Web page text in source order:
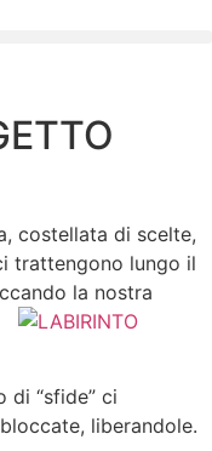
costellata di scelte,
trattengono lungo il
la nostra
di “sfide” ci
liberandole.